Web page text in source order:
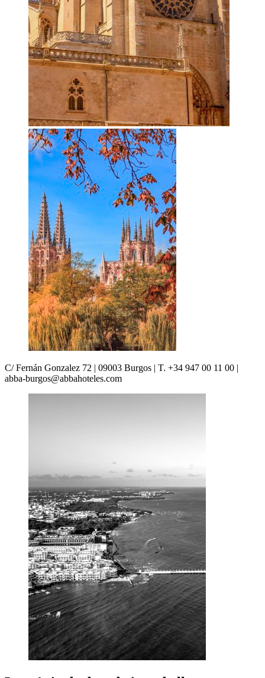
C/ Fernán Gonzalez 72 | 09003 Burgos | T. +34 947 00 11 00 |
abba-burgos@abbahoteles.com